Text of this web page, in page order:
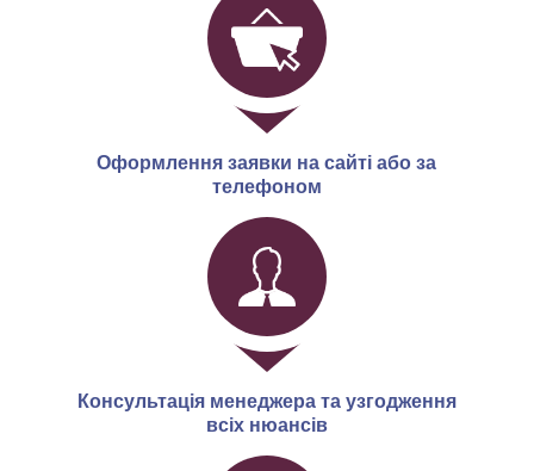
Оформлення заявки на сайті або за
телефоном
Консультація менеджера та узгодження
всіх нюансів